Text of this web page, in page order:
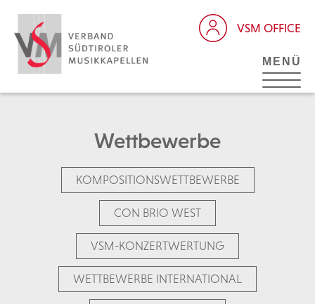
VSM OFFICE
MENÜ
Wettbewerbe
KOMPOSITIONSWETTBEWERBE
CON BRIO WEST
VSM-KONZERTWERTUNG
WETTBEWERBE INTERNATIONAL